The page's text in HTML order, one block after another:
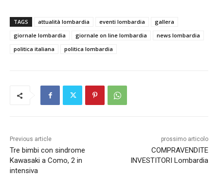
TAGS attualità lombardia eventi lombardia
gallera
giornale lombardia
giornale on line lombardia
news lombardia
politica italiana
politica lombardia
Previous article
Tre bimbi con sindrome
Kawasaki a Como, 2 in
intensiva
prossimo articolo
COMPRAVENDITE
INVESTITORI Lombardia